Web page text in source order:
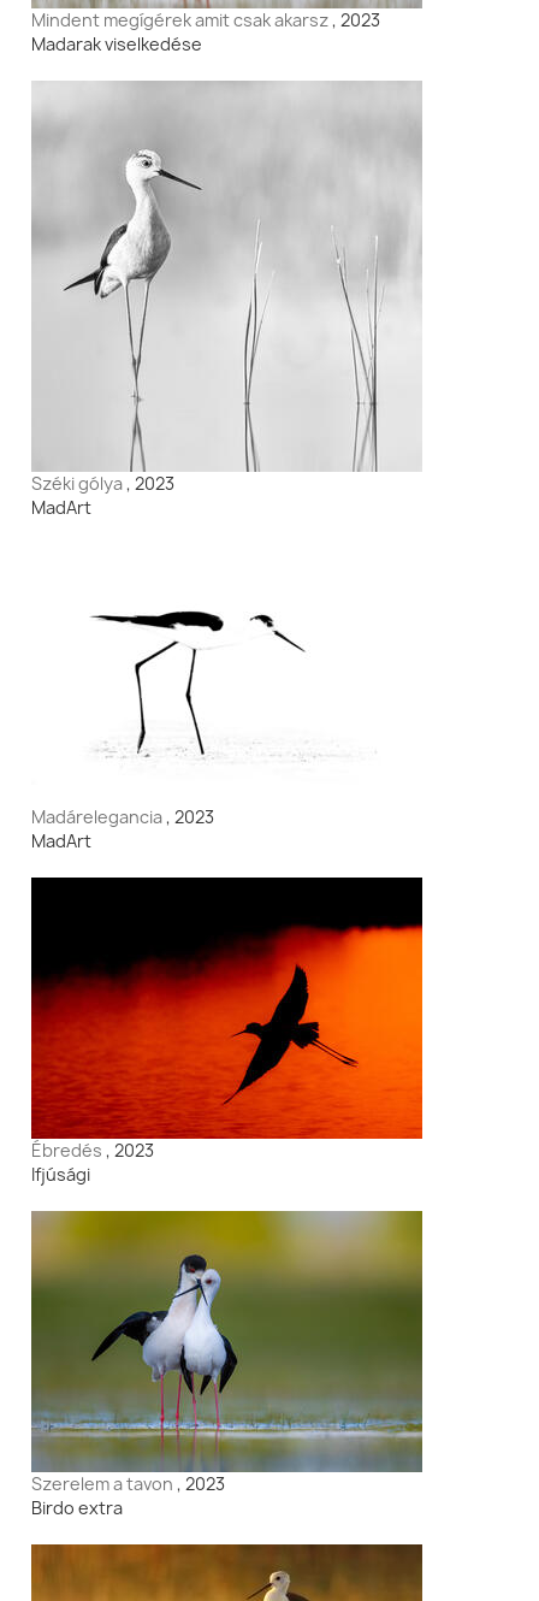
Mindent megígérek amit csak akarsz, 2023
Madarak viselkedése
Széki gólya, 2023
MadArt
Madárelegancia, 2023
MadArt
Ébredés, 2023
Ifjúsági
Szerelem a tavon, 2023
Birdo extra